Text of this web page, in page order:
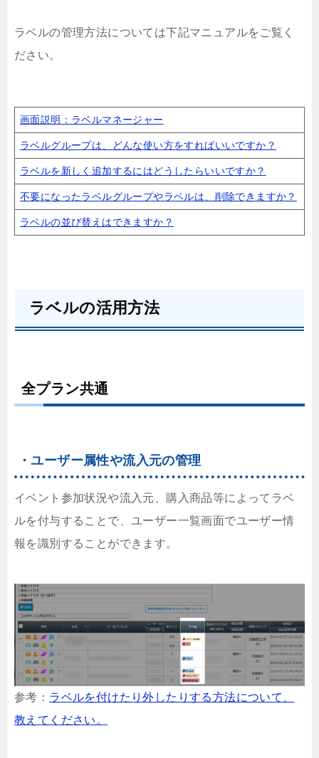
ラベルの管理方法については下記マニュアルをご覧く
ださい。
画面説明：ラベルマネージャー
ラベルグループは、どんな使い方をすればいいですか？
ラベルを新しく追加するにはどうしたらいいですか？
不要になったラベルグループやラベルは、削除できますか？
ラベルの並び替えはできますか？
ラベルの活用方法
全プラン共通
・ユーザー属性や流入元の管理
イベント参加状況や流入元、購入商品等によってラベ
ルを付与することで、ユーザー一覧画面でユーザー情
報を識別することができます。
参考： ラベルを付けたり外したりする方法について、
教えてください。